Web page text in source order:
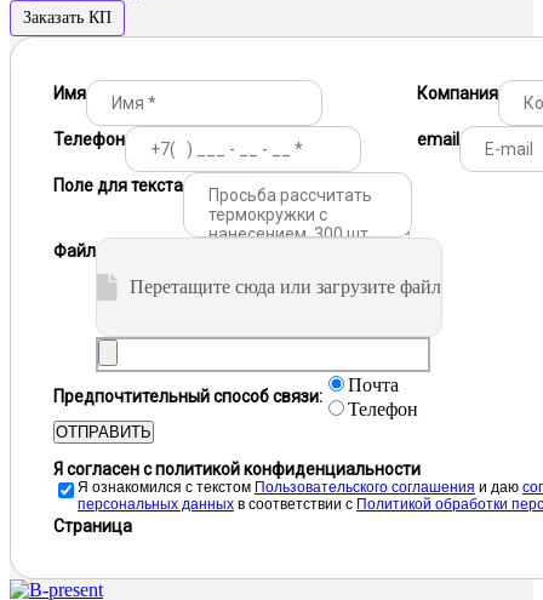
Заказать КП
Имя Компания
Телефон email
Поле для текста
Файл
Перетащите сюда или загрузите файл
Предпочтительный способ связи:
Почта
Телефон
ОТПРАВИТЬ
Я согласен с политикой конфиденциальности
Я ознакомился с текстом Пользовательского соглашения и даю
персональных данных в соответствии с Политикой обработки
Страница